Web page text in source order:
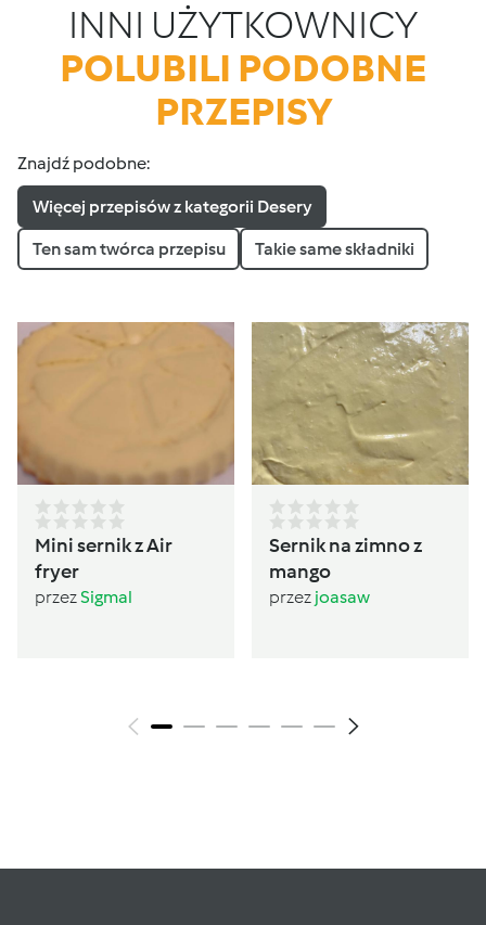
INNI UŻYTKOWNICY
POLUBILI PODOBNE
PRZEPISY
Znajdź podobne:
Więcej przepisów z kategorii Desery
Ten sam twórca przepisu Takie same składniki
Mini sernik z Air
fryer
przezSigmal
Sernik na zimno z
mango
przez joasaw